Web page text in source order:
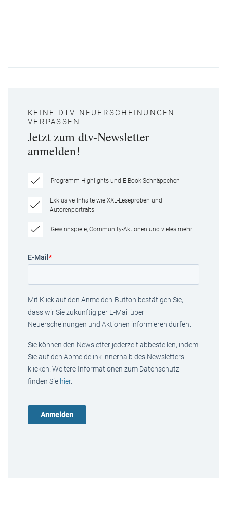
KEINE DTV NEUERSCHEINUNGEN
VERPASSEN
Jetzt zum dtv-Newsletter
anmelden!
Programm-Highlights und E-Book-Schnäppchen
Exklusive Inhalte wie XXL-Leseproben und
Autorenportraits
Gewinnspiele, Community-Aktionen und vieles mehr
E-Mail *
Mit Klick auf den Anmelden-Button bestätigen Sie,
dass wir Sie zukünftig per E-Mail über
Neuerscheinungen und Aktionen informieren dürfen.
Sie können den Newsletter jederzeit abbestellen, indem
Sie auf den Abmeldelink innerhalb des Newsletters
klicken. Weitere Informationen zum Datenschutz
finden Sie hier.